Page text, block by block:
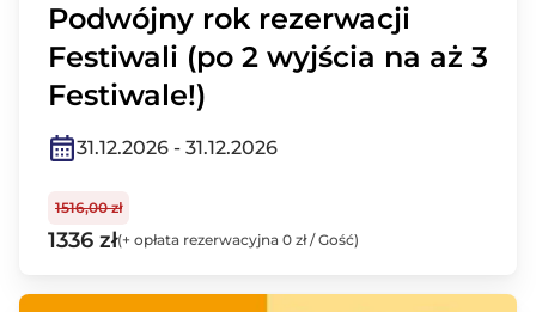
Podwójny rok rezerwacji
Festiwali (po 2 wyjścia na aż 3
Festiwale!)
31.12.2026 - 31.12.2026
1516,00 zł
1336 zł(+ opłata rezerwacyjna 0 zł / Gość)